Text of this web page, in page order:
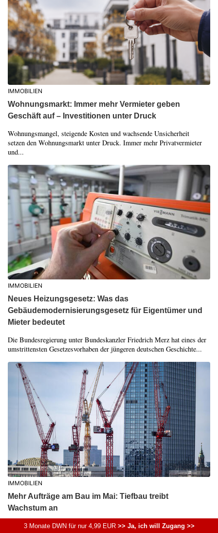
IMMOBILIEN
Wohnungsmarkt: Immer mehr Vermieter geben
Geschäft auf – Investitionen unter Druck
Wohnungsmangel, steigende Kosten und wachsende Unsicherheit
setzen den Wohnungsmarkt unter Druck. Immer mehr Privatvermieter
und...
IMMOBILIEN
Neues Heizungsgesetz: Was das
Gebäudemodernisierungsgesetz für Eigentümer und
Mieter bedeutet
Die Bundesregierung unter Bundeskanzler Friedrich Merz hat eines der
umstrittensten Gesetzesvorhaben der jüngeren deutschen Geschichte...
IMMOBILIEN
Mehr Aufträge am Bau im Mai: Tiefbau treibt
Wachstum an
Das deutsche Bauhauptgewerbe verzeichnet für den Monat Mai ein
3 Monate DWN für nur 4,99 EUR>> Ja, ich will Zugang >>